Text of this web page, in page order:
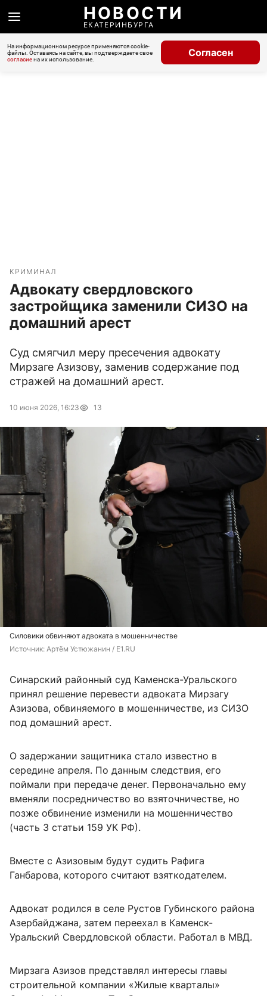
НОВОСТИ
ЕКАТЕРИНБУРГА
На информационном ресурсе применяются cookie-
файлы. Оставаясь на сайте, вы подтверждаете свое
согласиена их использование.
Согласен
КРИМИНАЛ
Адвокату свердловского
застройщика заменили СИЗО на
домашний арест
Суд смягчил меру пресечения адвокату
Мирзаге Азизову, заменив содержание под
стражей на домашний арест.
10 июня 2026, 16:23 13
Силовики обвиняют адвоката в мошенничестве
Источник: Артём Устюжанин / E1.RU
Синарский районный суд Каменска-Уральского
принял решение перевести адвоката Мирзагу
Азизова, обвиняемого в мошенничестве, из СИЗО
под домашний арест.
О задержании защитника стало известно в
середине апреля. По данным следствия, его
поймали при передаче денег. Первоначально ему
вменяли посредничество во взяточничестве, но
позже обвинение изменили на мошенничество
(часть 3 статьи 159 УК РФ).
Вместе с Азизовым будут судить Рафига
Ганбарова, которого считают взяткодателем.
Адвокат родился в селе Рустов Губинского района
Азербайджана, затем переехал в Каменск-
Уральский Свердловской области. Работал в МВД.
Мирзага Азизов представлял интересы главы
строительной компании «Жилые кварталы»